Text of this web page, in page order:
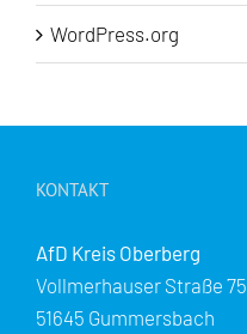
WordPress.org
KONTAKT
AfD Kreis Oberberg
Vollmerhauser Straße 75
51645 Gummersbach